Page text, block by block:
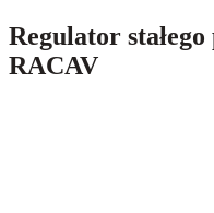
Regulator
RACAV